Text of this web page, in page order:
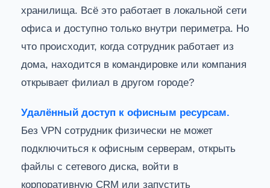
хранилища. Всё это работает в локальной сети
офиса и доступно только внутри периметра. Но
что происходит, когда сотрудник работает из
дома, находится в командировке или компания
открывает филиал в другом городе?
Удалённый доступ к офисным ресурсам.
Без VPN сотрудник физически не может
подключиться к офисным серверам, открыть
файлы с сетевого диска, войти в
корпоративную CRM или запустить